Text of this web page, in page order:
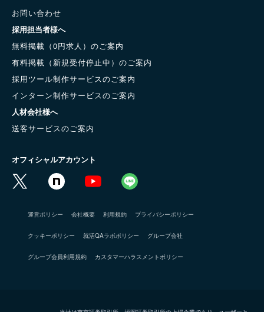
お問い合わせ
採用担当者様へ
無料掲載（0円求人）のご案内
有料掲載（新規受付停止中）のご案内
採用ツール制作サービスのご案内
インターン制作サービスのご案内
人材会社様へ
送客サービスのご案内
オフィシャルアカウント
運営ポリシー 会社概要 利用規約 プライバシーポリシー
クッキーポリシー 就活QAラボポリシー グループ会社
グループ会員利用規約 カスタマーハラスメントポリシー